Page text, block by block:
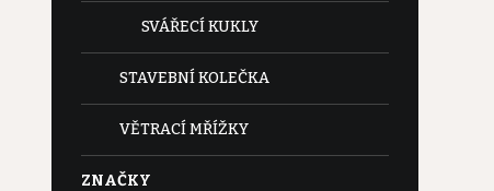
SVÁŘECÍ KUKLY
STAVEBNÍ KOLEČKA
VĚTRACÍ MŘÍŽKY
ZNAČKY